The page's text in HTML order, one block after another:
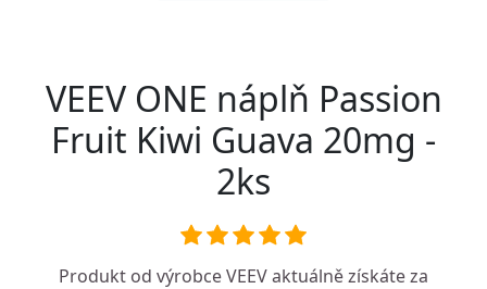
VEEV ONE náplň Passion
Fruit Kiwi Guava 20mg -
2ks
Produkt od výrobceVEEVaktuálně získáte za